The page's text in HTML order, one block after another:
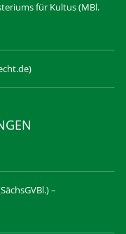
für Kultus (MBl.
–